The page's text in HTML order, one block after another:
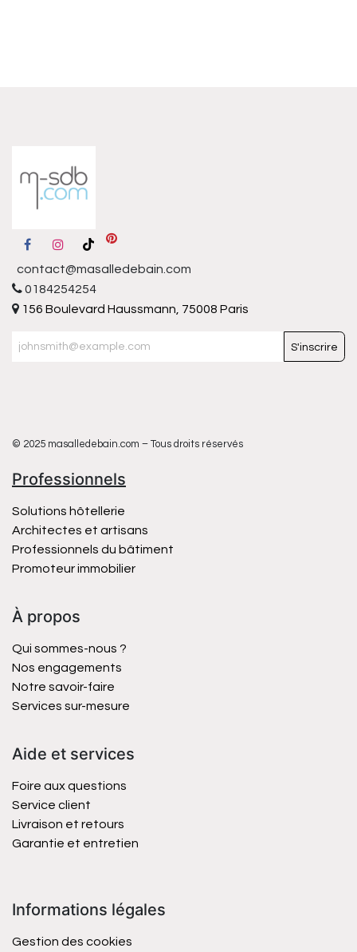
contact@masalledebain.com
0184254254
156 Boulevard Haussmann, 75008 Paris
S'inscrire
© 2025 masalledebain.com – Tous droits réservés
Professionnels
Solutions hôtellerie
Architectes et artisans
Professionnels du bâtiment
Promoteur immobilier
À propos
Qui sommes-nous ?
Nos engagements
Notre savoir-faire
Services sur-mesure
Aide et services
Foire aux questions
Service client
Livraison et retours
Garantie et entretien
Informations légales
Gestion des cookies